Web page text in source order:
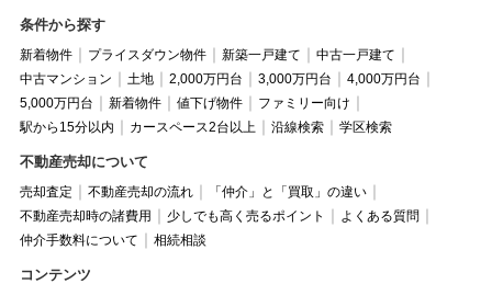
条件から探す
新着物件 プライスダウン物件 新築一戸建て
中古一戸建て
中古マンション
土地 2,000万円台 3,000万円台
4,000万円台
5,000万円台
新着物件 値下げ物件
ファミリー向け
駅から15分以内
カースペース2台以上 沿線検索 学区検索
不動産売却について
売却査定 不動産売却の流れ
「仲介」と「買取」の違い
不動産売却時の諸費用
少しでも高く売るポイント
よくある質問
仲介手数料について
相続相談
コンテンツ